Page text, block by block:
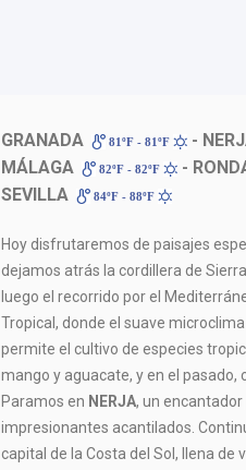
GRANADA 81ºF - 81ºF -
MÁLAGA
82ºF - 82ºF -
SEVILLA
84ºF - 88ºF
Hoy disfrutaremos de paisajes
dejamos atrás la cordillera de
luego el recorrido por el
Tropical, donde el suave
permite el cultivo de especies
mango y aguacate, y en el pasado,
Paramos en NERJA, un
impresionantes acantilados.
capital de la Costa del Sol, llena de